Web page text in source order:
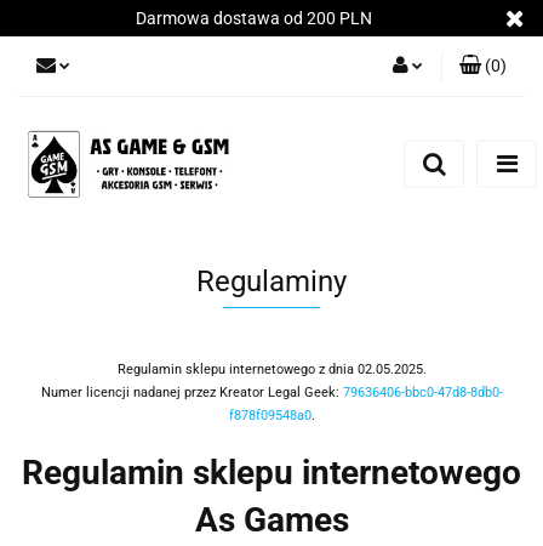
Darmowa dostawa od 200 PLN
(0)
Regulaminy
Regulamin sklepu internetowego z dnia 02.05.2025.
Numer licencji nadanej przez Kreator Legal Geek: 79636406-bbc0-47d8-8db0-
f878f09548a0.
Regulamin sklepu internetowego
As Games